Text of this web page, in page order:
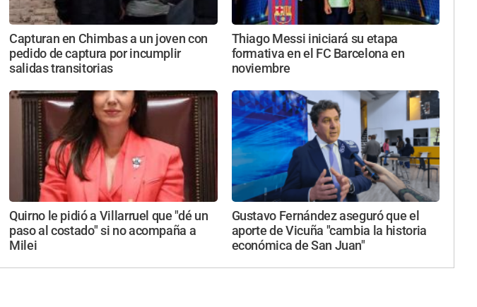
Capturan en Chimbas a un joven con
pedido de captura por incumplir
salidas transitorias
Thiago Messi iniciará su etapa
formativa en el FC Barcelona en
noviembre
Quirno le pidió a Villarruel que "dé un
paso al costado" si no acompaña a
Milei
Gustavo Fernández aseguró que el
aporte de Vicuña "cambia la historia
económica de San Juan"